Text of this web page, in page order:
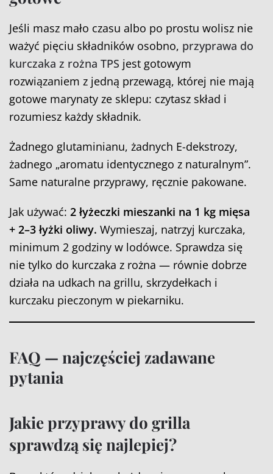
Jeśli masz mało czasu albo po prostu wolisz nie
ważyć pięciu składników osobno, przyprawa do
kurczaka z rożna TPS jest gotowym
rozwiązaniem z jedną przewagą, której nie mają
gotowe marynaty ze sklepu: czytasz skład i
rozumiesz każdy składnik.
Żadnego glutaminianu, żadnych E-dekstrozy,
żadnego „aromatu identycznego z naturalnym”.
Same naturalne przyprawy, ręcznie pakowane.
Jak używać: 2 łyżeczki mieszanki na 1 kg mięsa
+ 2–3 łyżki oliwy. Wymieszaj, natrzyj kurczaka,
minimum 2 godziny w lodówce. Sprawdza się
nie tylko do kurczaka z rożna — równie dobrze
działa na udkach na grillu, skrzydełkach i
kurczaku pieczonym w piekarniku.
FAQ — najczęściej zadawane
pytania
Jakie przyprawy do grilla
sprawdzą się najlepiej?